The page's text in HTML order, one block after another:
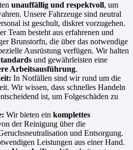
unauffällig und respektvoll, um
Unsere Fahrzeuge sind neutral
ist geschult, diskret vorzugehen.
Team besteht aus erfahrenen und
Brunstorfn, die über das notwendige
Ausrüstung verfügen. Wir halten
und gewährleisten eine
Arbeitsausführung.
In Notfällen sind wir rund um die
Wir wissen, dass schnelles Handeln
ist, um Folgeschäden zu
Wir bieten ein komplettes
der Reinigung über die
und Entsorgung.
Leistungen aus einer Hand.